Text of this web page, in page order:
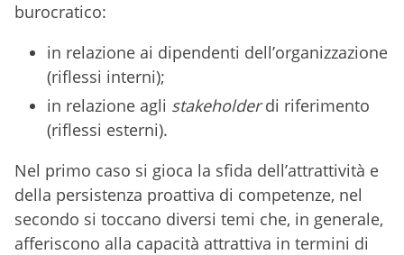
burocratico:
in relazione ai dipendenti dell’organizzazione
(riflessi interni);
in relazione agli stakeholderdi riferimento
(riflessi esterni).
Nel primo caso si gioca la sfida dell’attrattività e
della persistenza proattiva di competenze, nel
secondo si toccano diversi temi che, in generale,
afferiscono alla capacità attrattiva in termini di